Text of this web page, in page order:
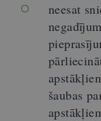
neesat
šaubas